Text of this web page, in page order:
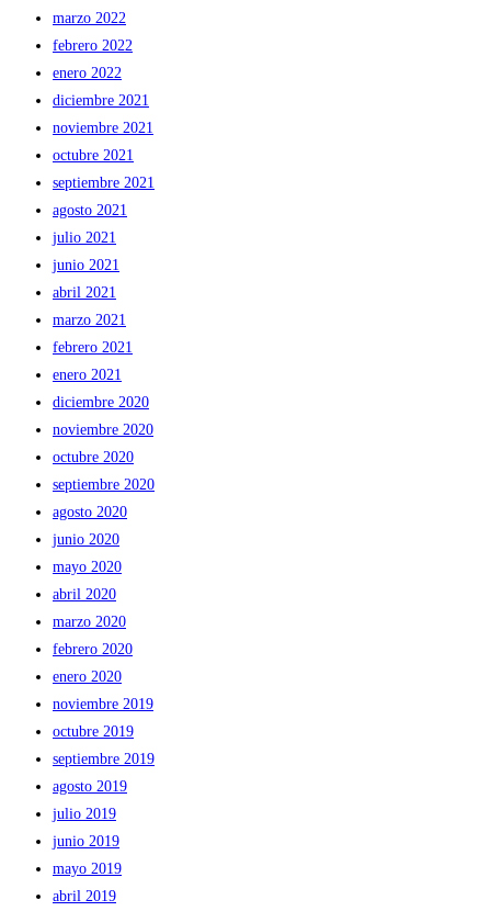
marzo 2022
febrero 2022
enero 2022
diciembre 2021
noviembre 2021
octubre 2021
septiembre 2021
agosto 2021
julio 2021
junio 2021
abril 2021
marzo 2021
febrero 2021
enero 2021
diciembre 2020
noviembre 2020
octubre 2020
septiembre 2020
agosto 2020
junio 2020
mayo 2020
abril 2020
marzo 2020
febrero 2020
enero 2020
noviembre 2019
octubre 2019
septiembre 2019
agosto 2019
julio 2019
junio 2019
mayo 2019
abril 2019